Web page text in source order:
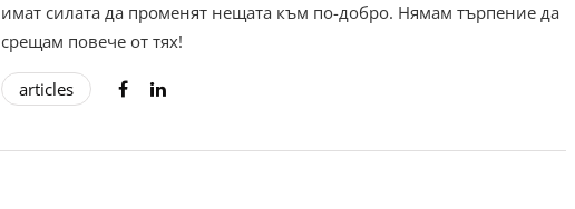
имат силата да променят нещата към по-добро. Нямам търпение да
срещам повече от тях!
articles